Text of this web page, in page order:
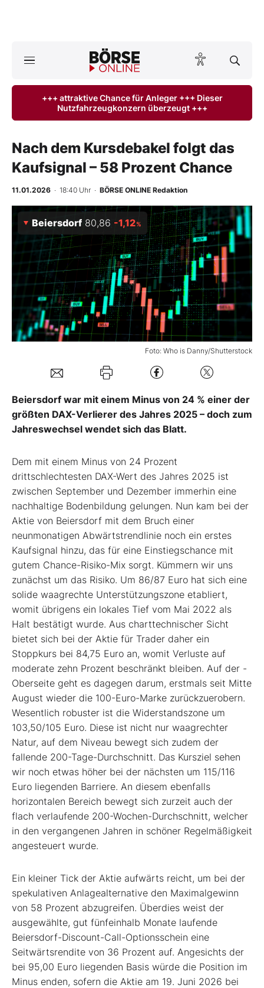
Anlageprodukte
Finanz-Check
Abo & Shop
Experten
Mein B:O
Mein Konto
Folgen Sie uns
Kontakt
+++ attraktive Chance für Anleger +++ Dieser
Nutzfahrzeugkonzern überzeugt +++
Nach dem Kursdebakel folgt das
Kaufsignal – 58 Prozent Chance
11.01.2026 · 18:40 Uhr · BÖRSE ONLINE Redaktion
Foto: Who is Danny/Shutterstock
Beiersdorf 80,86 -1,12%
Beiersdorf war mit einem Minus von 24 % einer der
größten DAX-Verlierer des Jahres 2025 – doch zum
Jahreswechsel wendet sich das Blatt.
Dem mit einem Minus von 24 Prozent
drittschlechtesten DAX-Wert des Jahres 2025 ist
zwischen September und Dezember immerhin eine
nachhaltige Bodenbildung gelungen. Nun kam bei der
Aktie von Beiersdorf mit dem Bruch einer
neunmonatigen Abwärtstrendlinie noch ein erstes
Kaufsignal hinzu, das für eine Einstiegs­chance mit
gutem Chance-Risiko-Mix sorgt. Kümmern wir uns
zunächst um das Risiko. Um 86/87 Euro hat sich eine
solide waagrechte Unterstützungszone etabliert,
womit übrigens ein lokales Tief vom Mai 2022 als
Halt bestätigt wurde. Aus charttechnischer Sicht
bietet sich bei der Aktie für Trader daher ein
Stoppkurs bei 84,75 Euro an, womit Verluste auf
moderate zehn Prozent beschränkt bleiben. Auf der ­
Oberseite geht es dagegen darum, erstmals seit Mitte
August wieder die 100-Euro-­Marke zurückzuerobern.
Wesentlich robuster ist die Widerstandszone um
103,50/105 Euro. Diese ist nicht nur waagrechter
Natur, auf dem Niveau bewegt sich zudem der
fallende 200-Tage-­Durchschnitt. Das Kursziel sehen
wir noch etwas höher bei der nächsten um 115/116
Euro liegenden Barriere. An diesem ebenfalls
horizontalen Bereich bewegt sich zurzeit auch der
flach verlaufende 200-Wochen-Durchschnitt, welcher
in den vergangenen Jahren in schöner Regelmäßigkeit
angesteuert wurde.
Ein kleiner Tick der Aktie aufwärts reicht, um bei der
spekulativen Anlage­alternative den Maximalgewinn
von 58 Prozent abzugreifen. Überdies weist der
ausgewählte, gut fünfeinhalb Monate laufende
Beiersdorf-Discount-­Call-Optionsschein eine
Seitwärtsrendite von 36 Prozent auf. Angesichts der
bei 95,00 Euro liegenden Basis würde die Position im
Minus enden, sofern die Aktie am 19. Juni 2026 bei